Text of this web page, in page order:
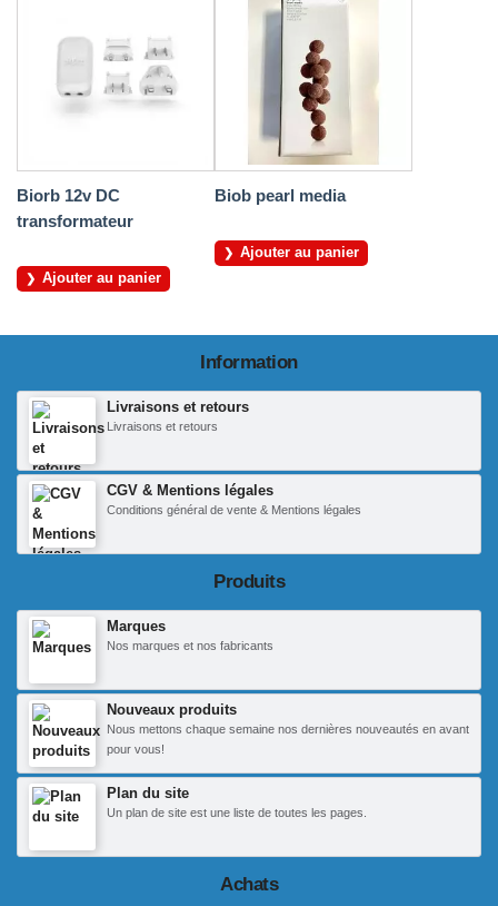
Biorb 12v DC
transformateur
Ajouter au panier
Biob pearl media
Ajouter au panier
Information
Livraisons et retours
Livraisons et retours
CGV & Mentions légales
Conditions général de vente & Mentions légales
Produits
Marques
Nos marques et nos fabricants
Nouveaux produits
Nous mettons chaque semaine nos dernières nouveautés en avant
pour vous!
Plan du site
Un plan de site est une liste de toutes les pages.
Achats